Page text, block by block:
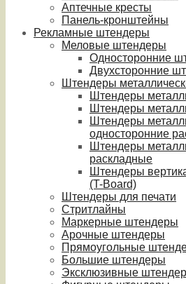
Аптечные кресты
Панель-кронштейны
Рекламные штендеры
Меловые штендеры
Односторонние
Двухсторонние
Штендеры
Штендеры
Штендеры
Штендеры
односторонние
Штендеры
раскладные
Штендеры
(T-Board)
Штендеры для печати
Стритлайны
Маркерные штендеры
Арочные штендеры
Прямоугольные
Большие штендеры
Эксклюзивные